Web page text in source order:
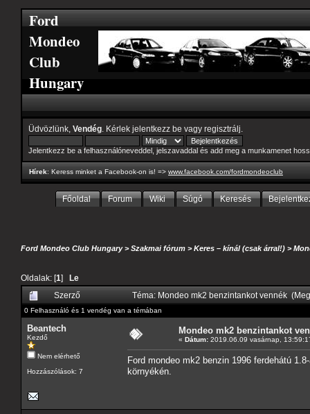
Ford
Mondeo
Club
Hungary
Üdvözlünk, Vendég . Kérlek jelentkezz be vagy regisztrálj
Jelentkezz be a felhasználóneveddel, jelszavaddal és add meg a munkamenet
Hírek: Keress minket a Facebook-on is! => www.facebook.com/fordmondeoclub
Főoldal Forum Wiki Súgó Keresés
Ford Mondeo Club Hungary>Szakmai fórum >Keres – kínál (csak árral!) >
Oldalak: [1] Le
Szerző
Téma: Mondeo mk2 benzintankot vennék
0 Felhasználó és 1 vendég van a témában
Beantech
Kezdő
Nem elérhető
Hozzászólások: 7
Mondeo mk2 benzintankot
« Dátum: 2019.06.09 vasárnap,
Ford mondeo mk2 benzin 1996 ferdehátú
környékén.